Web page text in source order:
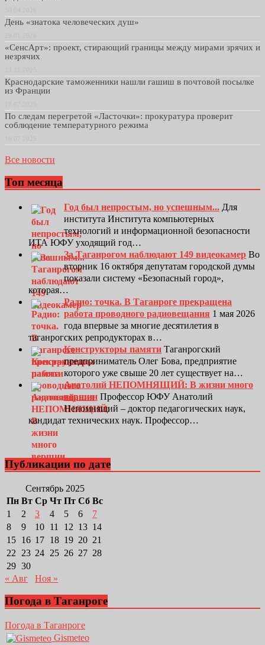
День «знатока человеческих душ»
«СенсАрт»: проект, стирающий границы между мирами зрячих и
незрячих
Краснодарские таможенники нашли гашиш в почтовой посылке
из Франции
По следам перегретой «Ласточки»: прокуратура проверит
соблюдение температурного режима
Все новости
Топ месяца
Год был непростым, но успешным... Для
института Института компьютерных
технологий и информационной безопасности
ИТА ЮФУ уходящий год…
За Таганрогом наблюдают 149 видеокамер Во
вторник 16 октября депутатам городской думы
показали систему «Безопасный город»,
которая…
Радио: точка. В Таганроге прекращена
работа проводного радиовещания 1 мая 2026
года впервые за многие десятилетия в
таганрогских репродукторах в…
Конструкторы памяти Таганрогский
предприниматель Олег Бова, предприятие
которого уже свыше 20 лет существует на…
Анатолий НЕПОМНЯЩИЙ: В жизни много
вершин Профессор ЮФУ Анатолий
Непомнящий – доктор педагогических наук,
кандидат технических наук. Профессор…
Публикации по дате
Сентябрь 2025
Пн Вт Ср Чт Пт Сб Вс
1
2 3 4 5 6
7
8
9 10 11 12 13 14
15 16 17 18 19 20 21
22
23 24 25 26 27 28
29 30
« Авг
Ноя »
Погода в Таганроге
Погода в Таганроге
Gismeteo